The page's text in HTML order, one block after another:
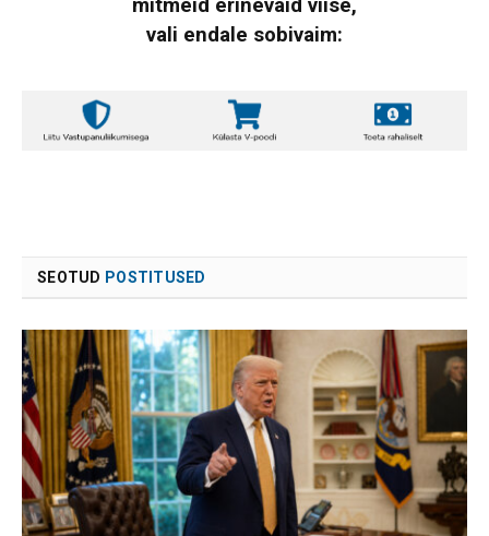
mitmeid erinevaid viise,
vali endale sobivaim:
SEOTUD POSTITUSED